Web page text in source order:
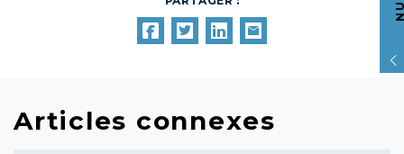
Articles connexes